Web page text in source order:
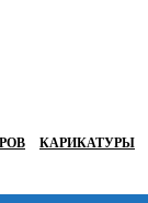
КАРИКАТУРЫ